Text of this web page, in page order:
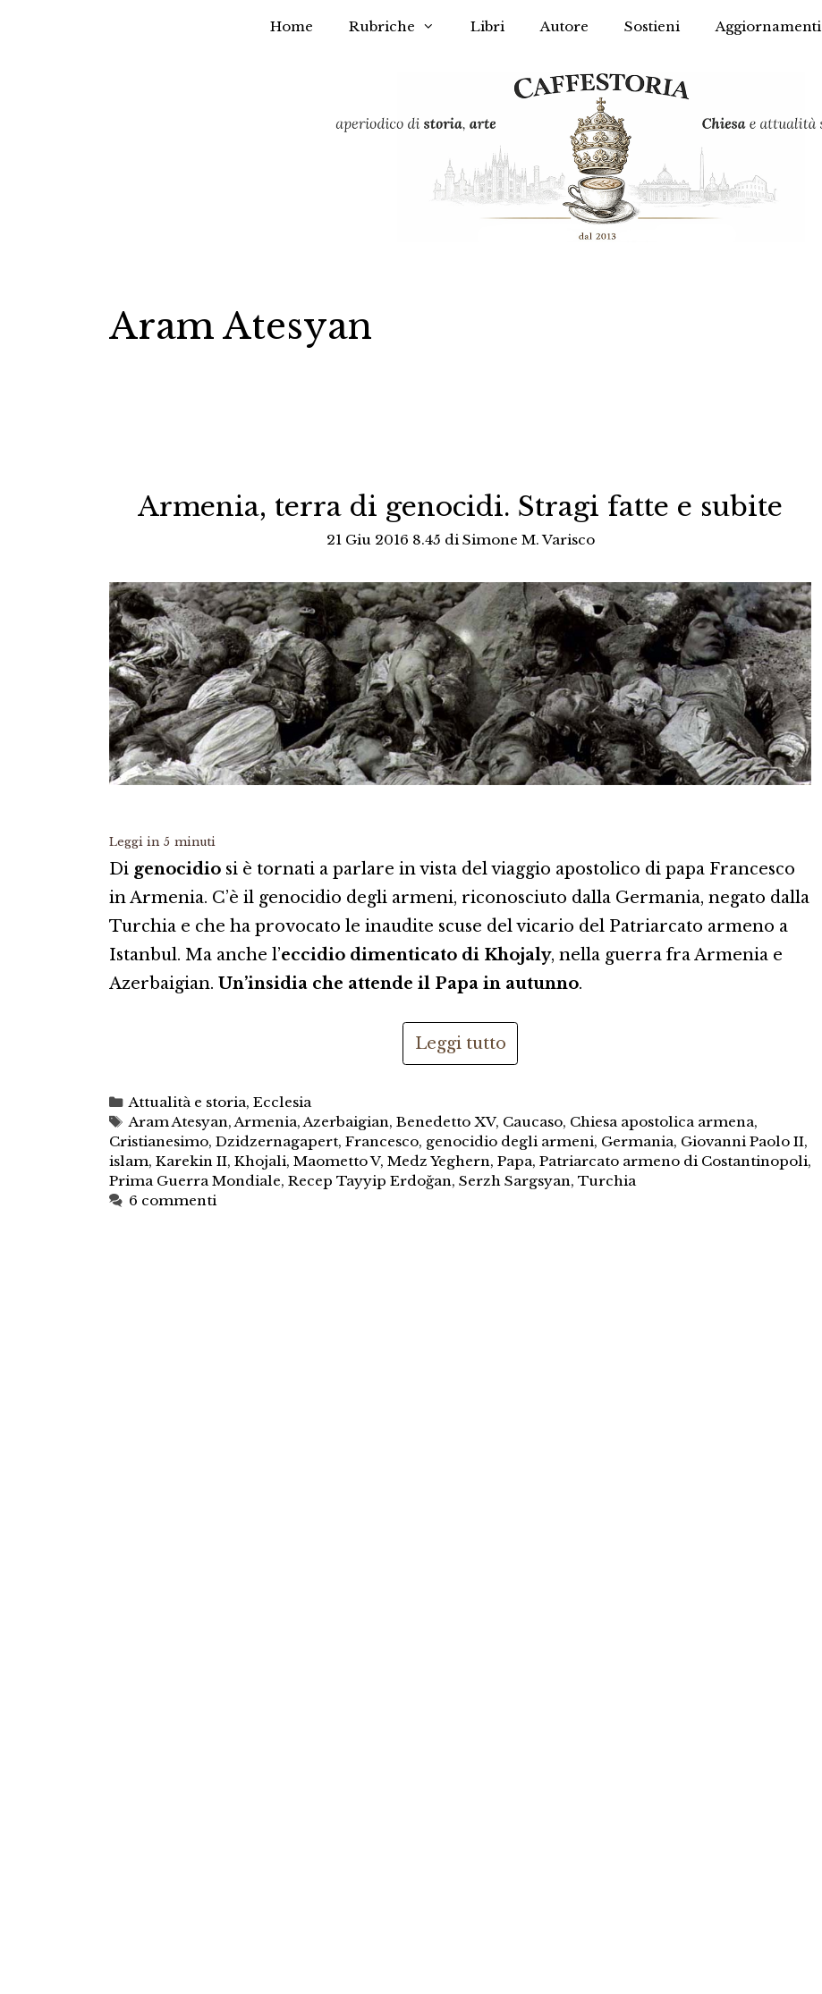
Home Rubriche Libri Autore Sostieni Aggiornamenti
Aram Atesyan
Armenia, terra di genocidi. Stragi fatte e subite
21 Giu 2016 8.45 diSimone M. Varisco
Leggi in 5 minuti
Di genocidio si è tornati a parlare in vista del viaggio apostolico di papa Francesco
in Armenia. C’è il genocidio degli armeni, riconosciuto dalla Germania, negato dalla
Turchia e che ha provocato le inaudite scuse del vicario del Patriarcato armeno a
Istanbul. Ma anche l’eccidio dimenticato di Khojaly, nella guerra fra Armenia e
Azerbaigian. Un’insidia che attende il Papa in autunno.
Leggi tutto
Categorie
Attualità e storia,Ecclesia
Tag
Aram Atesyan,Armenia,Azerbaigian,Benedetto XV, Caucaso, Chiesa apostolica armena,
Cristianesimo, Dzidzernagapert, Francesco, genocidio degli armeni, Germania, Giovanni Paolo II,
islam, Karekin II, Khojali, Maometto V, Medz Yeghern, Papa, Patriarcato armeno di Costantinopoli,
Prima Guerra Mondiale, Recep Tayyip Erdoğan, Serzh Sargsyan, Turchia
6 commenti